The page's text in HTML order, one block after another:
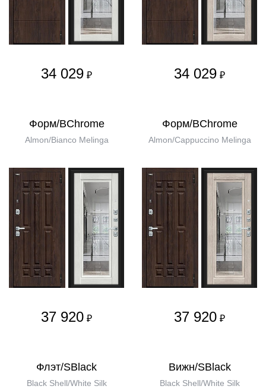
34 029 ₽ 34 029 ₽
Форм/BChrome
Almon/Bianco Melinga
37 920 ₽
Форм/BChrome
Almon/Cappuccino Melinga
37 920 ₽
Флэт/SBlack
Black Shell/White Silk
Вижн/SBlack
Black Shell/White Silk